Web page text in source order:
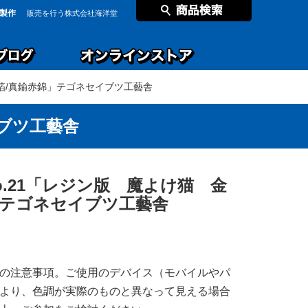
作 販売を行う株式会社海洋堂
鍮赤錦」テゴネセイブツ工藝舎
ツ工藝舎
「レジン版 魔よけ猫 金
ゴネセイブツ工藝舎
注意事項。ご使用のデバイス（モバイルやパ
り、色調が実際のものと異なって見える場合